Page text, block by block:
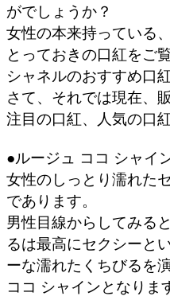
がでしょうか？
女性の本来持っている
とっておきの口紅をご
シャネルのおすすめ口
さて、それでは現在、
注目の口紅、人気の口
●ルージュ ココ シャイ
女性のしっとり濡れた
であります。
男性目線からしてみる
るは最高にセクシーと
ーな濡れたくちびるを
ココ シャインとなりま